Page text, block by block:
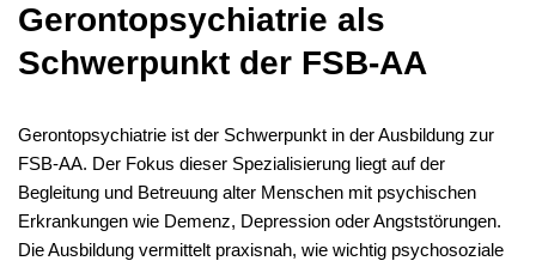
Gerontopsychiatrie als
Schwerpunkt der FSB-AA
Gerontopsychiatrie ist der Schwerpunkt in der Ausbildung zur
FSB-AA. Der Fokus dieser Spezialisierung liegt auf der
Begleitung und Betreuung alter Menschen mit psychischen
Erkrankungen wie Demenz, Depression oder Angststörungen.
Die Ausbildung vermittelt praxisnah, wie wichtig psychosoziale